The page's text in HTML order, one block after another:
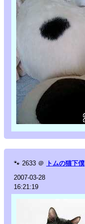
🐾 2633 ＠ トムの猫下僕
2007-03-28
16:21:19